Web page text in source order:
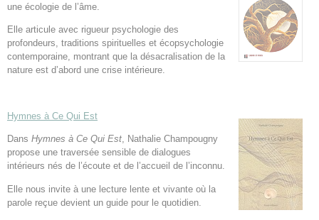
une écologie de l’âme.
Elle articule avec rigueur psychologie des
profondeurs, traditions spirituelles et écopsychologie
contemporaine, montrant que la désacralisation de la
nature est d’abord une crise intérieure.
Hymnes à Ce Qui Est
Dans Hymnes à Ce Qui Est, Nathalie Champougny
propose une traversée sensible de dialogues
intérieurs nés de l’écoute et de l’accueil de l’inconnu.
Elle nous invite à une lecture lente et vivante où la
parole reçue devient un guide pour le quotidien.